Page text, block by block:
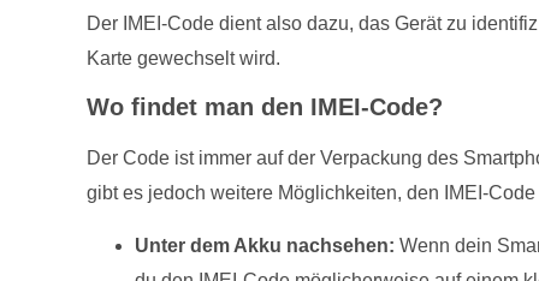
Der IMEI-Code dient also dazu, das Gerät zu
Karte gewechselt wird.
Wo findet man den IMEI-Code?
Der Code ist immer auf der Verpackung des
gibt es jedoch weitere Möglichkeiten, den IMEI-
Unter dem Akku nachsehen: Wenn dein